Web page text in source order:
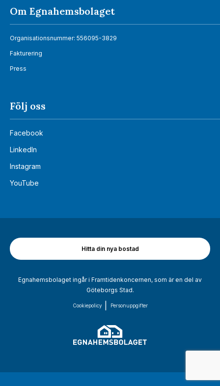
Om Egnahemsbolaget
Organisationsnummer: 556095-3829
Fakturering
Press
Följ oss
Facebook
LinkedIn
Instagram
YouTube
Hitta din nya bostad
Egnahemsbolaget ingår i Framtidenkoncernen, som är en del av
Göteborgs Stad.
Cookiepolicy Personuppgifter